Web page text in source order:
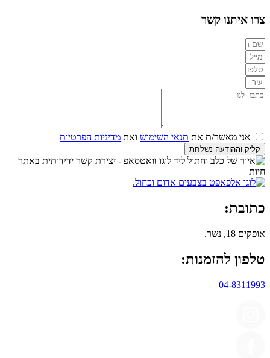
צרו איתנו קשר
אני מאשר/ת את תנאי השימוש ואת מדיניות הפרטיות
קליק וההודעה נשלחת
כתובת:
אופקים 18, נשר.
טלפון להזמנות:
04-8311993